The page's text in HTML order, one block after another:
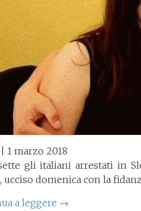
| 1 marzo 2018
gli italiani arrestati in
ucciso domenica con la
a leggere →